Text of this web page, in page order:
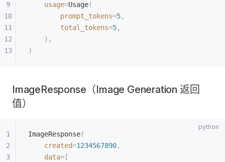
    usage
=Usage(
        prompt_tokens
=5,
        total_tokens
=5,
    ),
)
ImageResponse（Image Generation 返回
值）
ImageResponse(
    created
=1234567890,
    data
=[